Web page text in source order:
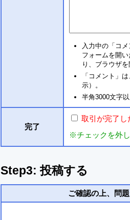
入力中の「コ
フォームを開
り、ブラウザ
「コメント」
示）。
半角3000文字
完了
取引が完了し
※チェックを外
Step3: 投稿する
ご確認の上、問